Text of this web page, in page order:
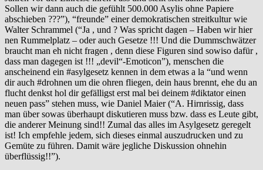
Sollen wir dann auch die gefühlt 500.000 Asylis ohne Papiere
abschieben ???”), “freunde” einer demokratischen streitkultur wie
Walter Schrammel (“Ja , und ? Was spricht dagen – Haben wir hier
nen Rummelplatz – oder auch Gesetze !!! Und die Dummschwätzer
braucht man eh nicht fragen , denn diese Figuren sind sowiso dafür ,
dass man dagegen ist !!! „devil“-Emoticon”), menschen die
anscheinend ein #asylgesetz kennen in dem etwas a la “und wenn
dir auch #drohnen um die ohren fliegen, dein haus brennt, ehe du an
flucht denkst hol dir gefälligst erst mal bei deinem #diktator einen
neuen pass” stehen muss, wie Daniel Maier (“A. Hirnrissig, dass
man über sowas überhaupt diskutieren muss bzw. dass es Leute gibt,
die anderer Meinung sind!! Zumal das alles im Asylgesetz geregelt
ist! Ich empfehle jedem, sich dieses einmal auszudrucken und zu
Gemüte zu führen. Damit wäre jegliche Diskussion ohnehin
überflüssig!!”).